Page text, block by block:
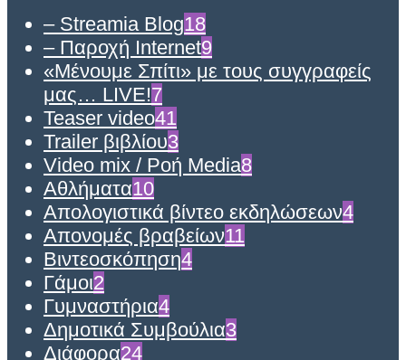
– Streamia Blog18
– Παροχή Internet9
«Μένουμε Σπίτι» με τους συγγραφείς
μας… LIVE!7
Teaser video41
Trailer βιβλίου3
Video mix / Ροή Media8
Αθλήματα10
Απολογιστικά βίντεο εκδηλώσεων4
Απονομές βραβείων11
Βιντεοσκόπηση4
Γάμοι2
Γυμναστήρια4
Δημοτικά Συμβούλια3
Διάφορα24